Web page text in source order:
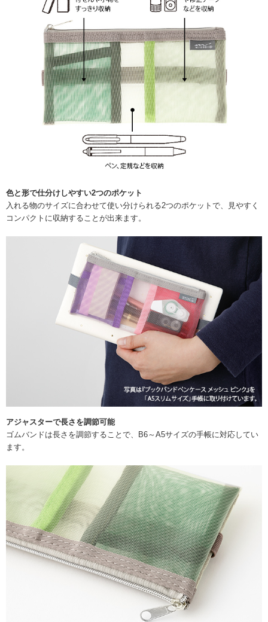
色と形で仕分けしやすい2つのポケット
入れる物のサイズに合わせて使い分けられる2つのポケットで、見やすく
コンパクトに収納することが出来ます。
アジャスターで長さを調節可能
ゴムバンドは長さを調節することで、B6～A5サイズの手帳に対応してい
ます。